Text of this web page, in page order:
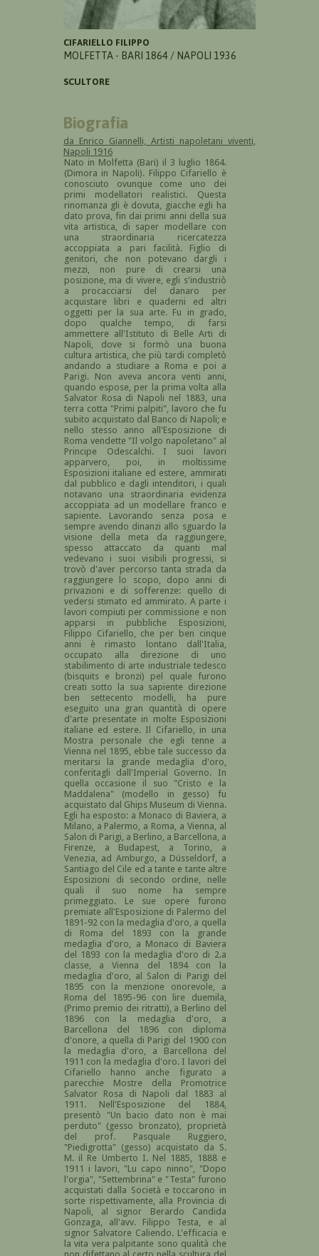
CIFARIELLO FILIPPO
MOLFETTA - BARI 1864 / NAPOLI 1936
SCULTORE
Biografia
da Enrico Giannelli, Artisti napoletani viventi,
Napoli 1916
Nato in Molfetta (Bari) il 3 luglio 1864.
(Dimora in Napoli). Filippo Cifariello è
conosciuto ovunque come uno dei
primi modellatori realistici. Questa
rinomanza gli è dovuta, giacche egli ha
dato prova, fin dai primi anni della sua
vita artistica, di saper modellare con
una straordinaria ricercatezza
accoppiata a pari facilità. Figlio di
genitori, che non potevano dargli i
mezzi, non pure di crearsi una
posizione, ma di vivere, egli s'industriò
a procacciarsi del danaro per
acquistare libri e quaderni ed altri
oggetti per la sua arte. Fu in grado,
dopo qualche tempo, di farsi
ammettere all'Istituto di Belle Arti di
Napoli, dove si formò una buona
cultura artistica, che più tardi completò
andando a studiare a Roma e poi a
Parigi. Non aveva ancora venti anni,
quando espose, per la prima volta alla
Salvator Rosa di Napoli nel 1883, una
terra cotta "Primi palpiti", lavoro che fu
subito acquistato dal Banco di Napoli; e
nello stesso anno all'Esposizione di
Roma vendette "Il volgo napoletano" al
Principe Odescalchi. I suoi lavori
apparvero, poi, in moltissime
Esposizioni italiane ed estere, ammirati
dal pubblico e dagli intenditori, i quali
notavano una straordinaria evidenza
accoppiata ad un modellare franco e
sapiente. Lavorando senza posa e
sempre avendo dinanzi allo sguardo la
visione della meta da raggiungere,
spesso attaccato da quanti mal
vedevano i suoi visibili progressi, si
trovò d'aver percorso tanta strada da
raggiungere lo scopo, dopo anni di
privazioni e di sofferenze: quello di
vedersi stimato ed ammirato. A parte i
lavori compiuti per commissione e non
apparsi in pubbliche Esposizioni,
Filippo Cifariello, che per ben cinque
anni è rimasto lontano dall'Italia,
occupato alla direzione di uno
stabilimento di arte industriale tedesco
(bisquits e bronzi) pel quale furono
creati sotto la sua sapiente direzione
ben settecento modelli, ha pure
eseguito una gran quantità di opere
d'arte presentate in molte Esposizioni
italiane ed estere. Il Cifariello, in una
Mostra personale che egli tenne a
Vienna nel 1895, ebbe tale successo da
meritarsi la grande medaglia d'oro,
conferitagli dall'Imperial Governo. In
quella occasione il suo "Cristo e la
Maddalena" (modello in gesso) fu
acquistato dal Ghips Museum di Vienna.
Egli ha esposto: a Monaco di Baviera, a
Milano, a Palermo, a Roma, a Vienna, al
Salon di Parigi, a Berlino, a Barcellona, a
Firenze, a Budapest, a Torino, a
Venezia, ad Amburgo, a Düsseldorf, a
Santiago del Cile ed a tante e tante altre
Esposizioni di secondo ordine, nelle
quali il suo nome ha sempre
primeggiato. Le sue opere furono
premiate all'Esposizione di Palermo del
1891-92 con la medaglia d'oro, a quella
di Roma del 1893 con la grande
medaglia d'oro, a Monaco di Baviera
del 1893 con la medaglia d'oro di 2.a
classe, a Vienna del 1894 con la
medaglia d'oro, al Salon di Parigi del
1895 con la menzione onorevole, a
Roma del 1895-96 con lire duemila,
(Primo premio dei ritratti), a Berlino del
1896 con la medaglia d'oro, a
Barcellona del 1896 con diploma
d'onore, a quella di Parigi del 1900 con
la medaglia d'oro, a Barcellona del
1911 con la medaglia d'oro. I lavori del
Cifariello hanno anche figurato a
parecchie Mostre della Promotrice
Salvator Rosa di Napoli dal 1883 al
1911. Nell'Esposizione del 1884,
presentò "Un bacio dato non è mai
perduto" (gesso bronzato), proprietà
del prof. Pasquale Ruggiero,
"Piedigrotta" (gesso) acquistato da S.
M. il Re Umberto I. Nel 1885, 1888 e
1911 i lavori, "Lu capo ninno", "Dopo
l'orgia", "Settembrina" e "Testa" furono
acquistati dalla Società e toccarono in
sorte rispettivamente, alla Provincia di
Napoli, al signor Berardo Candida
Gonzaga, all'avv. Filippo Testa, e al
signor Salvatore Caliendo. L'efficacia e
la vita vera palpitante sono qualità che